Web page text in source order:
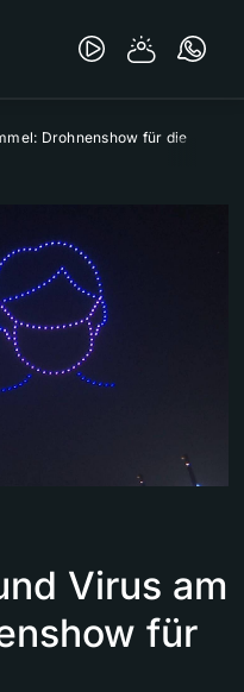
Drohnenshow für die
Virus am
für